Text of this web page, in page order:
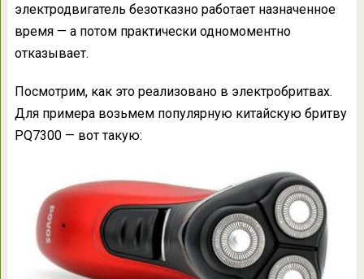
электродвигатель безотказно работает назначенное
время — а потом практически одномоментно
отказывает.
Посмотрим, как это реализовано в электробритвах.
Для примера возьмем популярную китайскую бритву
PQ7300 — вот такую: